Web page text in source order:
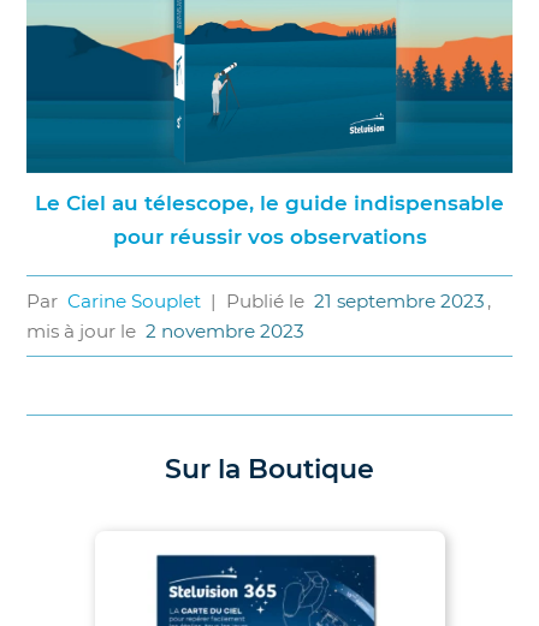
Le Ciel au télescope, le guide indispensable
pour réussir vos observations
Par Carine Souplet | Publié le 21 septembre 2023 ,
mis à jour le 2 novembre 2023
Sur la Boutique